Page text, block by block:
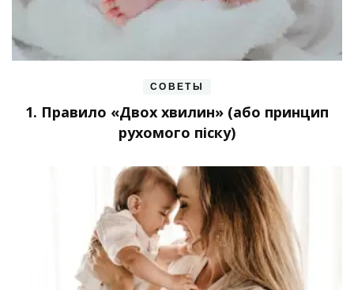
СОВЕТЫ
1. Правило «Двох хвилин» (або принцип
рухомого піску)